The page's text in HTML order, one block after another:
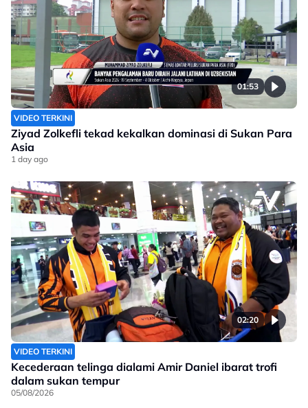
01:53
VIDEO TERKINI
Ziyad Zolkefli tekad kekalkan dominasi di Sukan Para
Asia
1 day ago
02:20
VIDEO TERKINI
Kecederaan telinga dialami Amir Daniel ibarat trofi
dalam sukan tempur
05/08/2026